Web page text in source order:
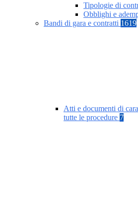
Tipologie di
Obblighi e
Bandi di gara e contratti 1619
Atti e documenti di
tutte le procedure 7